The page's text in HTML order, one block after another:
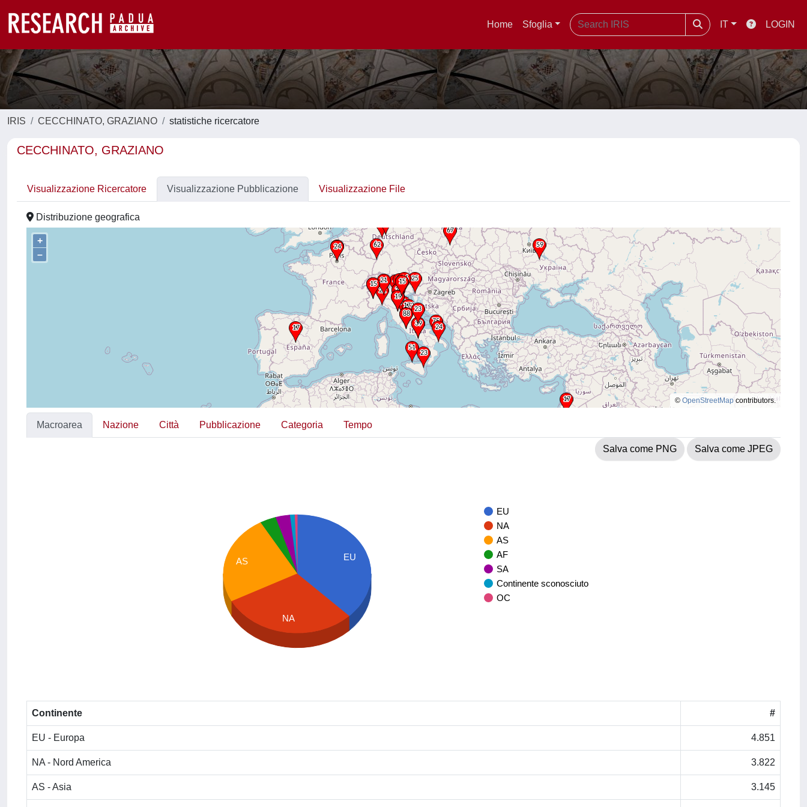
Home Sfoglia IT LOGIN
IRIS CECCHINATO, GRAZIANO statistiche ricercatore
CECCHINATO, GRAZIANO
Visualizzazione Ricercatore Visualizzazione Pubblicazione Visualizzazione File
Distribuzione geografica
+
–
© OpenStreetMap contributors.
Macroarea Nazione Città Pubblicazione Categoria Tempo
Salva come PNG Salva come JPEG
EU
NA
AS
AF
SA
Continente sconosciuto
OC
EU
AS
NA
Continente #
EU - Europa 4.851
NA - Nord America 3.822
AS - Asia 3.145